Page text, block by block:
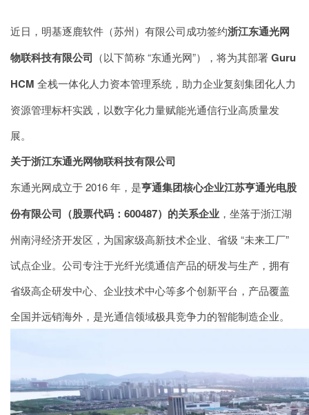
近日，明基逐鹿软件（苏州）有限公司成功签约浙江东通光网
物联科技有限公司 （以下简称 “东通光网”），将为其部署Guru
HCM 全栈一体化人力资本管理系统 ，助力企业复刻集团化人力
资源管理标杆实践，以数字化力量赋能光通信行业高质量发
展。
关于浙江东通光网物联科技有限公司
东通光网成立于 2016 年，是亨通集团核心企业江苏亨通光电股
份有限公司（股票代码：600487）的关系企业 ，坐落于浙江湖
州南浔经济开发区，为国家级高新技术企业、省级 “未来工厂”
试点企业。公司专注于光纤光缆通信产品的研发与生产，拥有
省级高企研发中心、企业技术中心等多个创新平台，产品覆盖
全国并远销海外，是光通信领域极具竞争力的智能制造企业。